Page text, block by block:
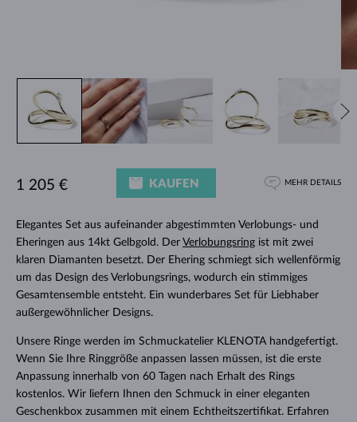
Elegantes Set aus aufeinander abgestimmten Verlobungs- und
Eheringen aus 14kt Gelbgold. Der Verlobungsringist mit zwei
klaren Diamanten besetzt. Der Ehering schmiegt sich wellenförmig
um das Design des Verlobungsrings, wodurch ein stimmiges
Gesamtensemble entsteht. Ein wunderbares Set für Liebhaber
außergewöhnlicher Designs.
Unsere Ringe werden im Schmuckatelier KLENOTA handgefertigt.
Wenn Sie Ihre Ringgröße anpassen lassen müssen, ist die erste
Anpassung innerhalb von 60 Tagen nach Erhalt des Rings
kostenlos. Wir liefern Ihnen den Schmuck in einer eleganten
Geschenkbox zusammen mit einem Echtheitszertifikat. Erfahren
1 205 € KAUFEN MEHR DETAILS